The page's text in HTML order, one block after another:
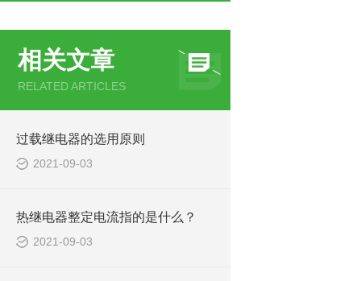
相关文章
RELATED ARTICLES
过载继电器的选用原则
2021-09-03
热继电器整定电流指的是什么？
2021-09-03